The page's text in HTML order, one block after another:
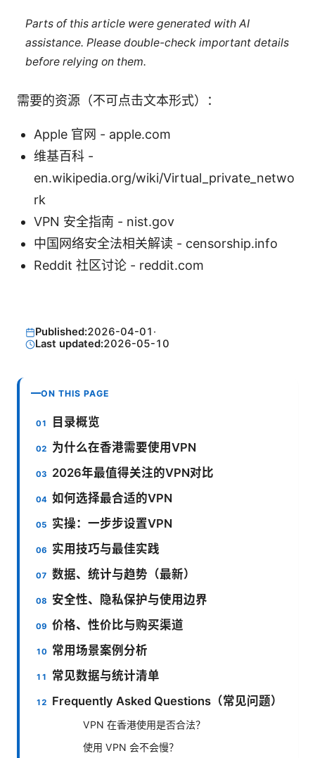
Parts of this article were generated with AI
assistance. Please double-check important details
before relying on them.
需要的资源（不可点击文本形式）：
Apple 官网 - apple.com
维基百科 -
en.wikipedia.org/wiki/Virtual_private_netwo
rk
VPN 安全指南 - nist.gov
中国网络安全法相关解读 - censorship.info
Reddit 社区讨论 - reddit.com
Published:2026-04-01 ·
Last updated:2026-05-10
ON THIS PAGE
目录概览
为什么在香港需要使用VPN
2026年最值得关注的VPN对比
如何选择最合适的VPN
实操：一步步设置VPN
实用技巧与最佳实践
数据、统计与趋势（最新）
安全性、隐私保护与使用边界
价格、性价比与购买渠道
常用场景案例分析
常见数据与统计清单
Frequently Asked Questions（常见问题）
VPN 在香港使用是否合法？
使用 VPN 会不会慢？